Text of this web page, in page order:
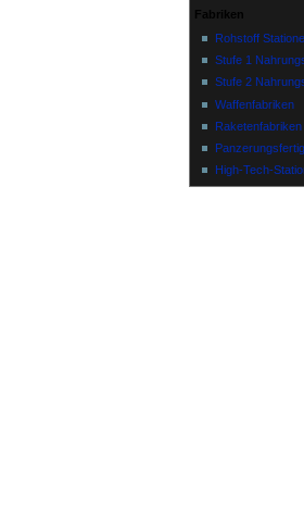
Fabriken
Rohstoff
Stufe 1
Stufe 2
Waffenfabriken
Raketenfabriken
High-Tech-